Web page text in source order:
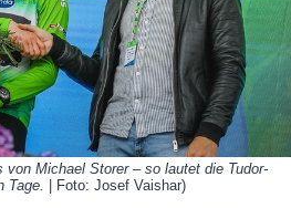
von Michael Storer – so lautet die Tudor-
Tage.
| Foto: Josef Vaishar)